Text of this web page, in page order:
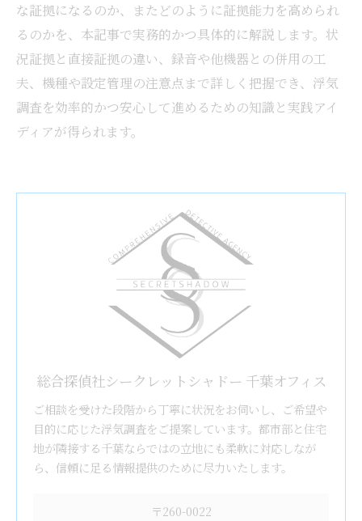
な証拠になるのか、またどのように証拠能力を高められ
るのかを、本記事で実務的かつ具体的に解説します。状
況証拠と直接証拠の違い、録音や他機器との併用の工
夫、機種や設定管理の注意点まで詳しく把握でき、浮気
調査を効率的かつ安心して進めるための知識と実践アイ
ディアが得られます。
総合探偵社シークレットシャドー 千葉オフィス
ご相談を受けた段階から丁寧に状況をお伺いし、ご希望や
目的に応じた浮気調査をご提案しています。都市部と住宅
地が隣接する千葉ならではの立地にも柔軟に対応しなが
ら、信頼に足る情報提供のために尽力いたします。
〒260-0022